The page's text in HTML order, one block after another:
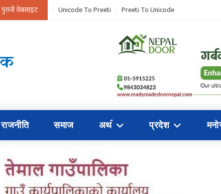
पुरानो वेबसाइट Unicode To Preeti Preeti To Unicode
राजनीति समाज अथ॔ प्रदेश